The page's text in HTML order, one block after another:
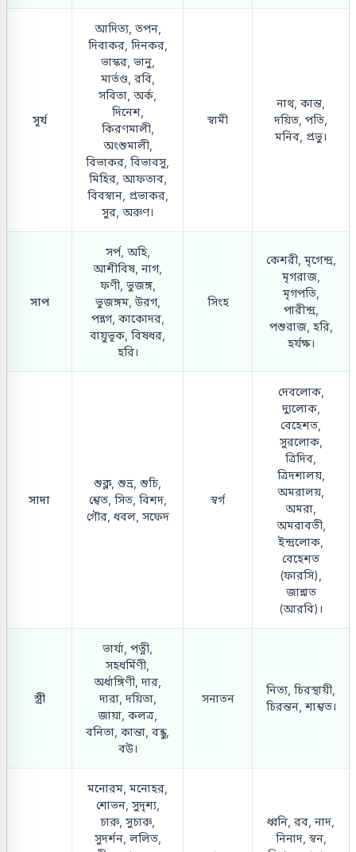
সূর্য
আদিত্য, তপন,
দিবাকর, দিনকর,
ভাস্কর, ভানু,
মার্তণ্ড, রবি,
সবিতা, অর্ক,
দিনেশ,
কিরণমালী,
অংশুমালী,
বিভাকর, বিভাবসু,
মিহির, আফতাব,
বিবস্বান, প্রভাকর,
সুর, অরুণ।
স্বামী
নাথ, কান্ত,
দয়িত, পতি,
মনিব, প্রভু।
সাপ
সর্প, অহি,
আশীবিষ, নাগ,
ফণী, ভুজঙ্গ,
ভুজঙ্গম, উরগ,
পন্নগ, কাকোদর,
বায়ুভূক, বিষধর,
হরি।
সিংহ
কেশরী, মৃগেন্দ্র,
মৃগরাজ,
মৃগপতি,
পারীন্দ্র,
পশুরাজ, হরি,
হর্যক্ষ।
সাদা
শুক্ল, শুভ্র, শুচি,
শ্বেত, সিত, বিশদ,
গৌর, ধবল, সফেদ
স্বর্গ
দেবলোক,
দ্যুলোক,
বেহেশত,
সুরলোক,
ত্রিদিব,
ত্রিদশালয়,
অমরালয়,
অমরা,
অমরাবতী,
ইন্দ্রলোক,
বেহেশত
(ফারসি),
জান্নাত
(আরবি)।
স্ত্রী
ভার্যা, পত্নী,
সহধর্মিণী,
অর্ধাঙ্গিণী, দার,
দারা, দয়িতা,
জায়া, কলত্র,
বনিতা, কান্তা, বন্ধু,
বউ।
সনাতন
নিত্য, চিরস্থায়ী,
চিরন্তন, শাশ্বত।
মনোরম, মনোহর,
শোভন, সুদৃশ্য,
চারু, সুচারু,
সুদর্শন, ললিত,
ধ্বনি, রব, নাদ,
নিনাদ, স্বন,